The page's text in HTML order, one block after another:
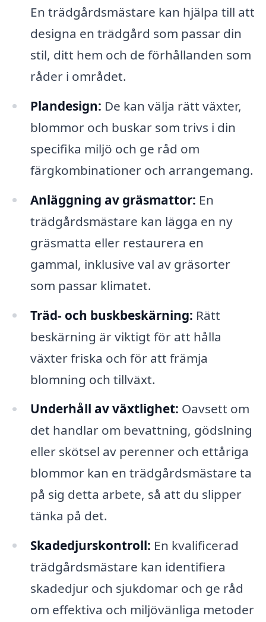
En trädgårdsmästare kan hjälpa till att
designa en trädgård som passar din
stil, ditt hem och de förhållanden som
råder i området.
Plandesign: De kan välja rätt växter,
blommor och buskar som trivs i din
specifika miljö och ge råd om
färgkombinationer och arrangemang.
Anläggning av gräsmattor: En
trädgårdsmästare kan lägga en ny
gräsmatta eller restaurera en
gammal, inklusive val av gräsorter
som passar klimatet.
Träd- och buskbeskärning: Rätt
beskärning är viktigt för att hålla
växter friska och för att främja
blomning och tillväxt.
Underhåll av växtlighet: Oavsett om
det handlar om bevattning, gödslning
eller skötsel av perenner och ettåriga
blommor kan en trädgårdsmästare ta
på sig detta arbete, så att du slipper
tänka på det.
Skadedjurskontroll: En kvalificerad
trädgårdsmästare kan identifiera
skadedjur och sjukdomar och ge råd
om effektiva och miljövänliga metoder